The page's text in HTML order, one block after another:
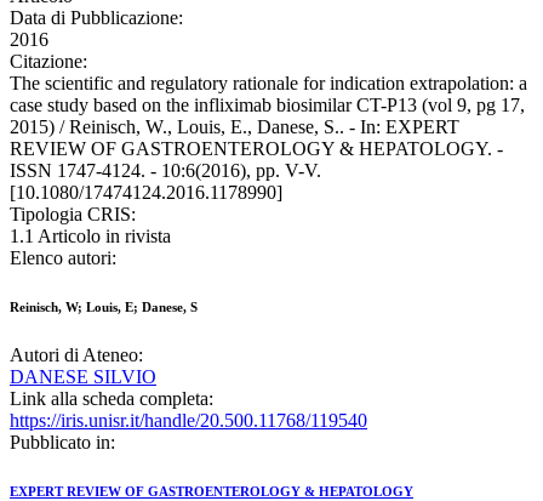
Data di Pubblicazione:
2016
Citazione:
The scientific and regulatory rationale for indication extrapolation: a
case study based on the infliximab biosimilar CT-P13 (vol 9, pg 17,
2015) / Reinisch, W., Louis, E., Danese, S.. - In: EXPERT
REVIEW OF GASTROENTEROLOGY & HEPATOLOGY. -
ISSN 1747-4124. - 10:6(2016), pp. V-V.
[10.1080/17474124.2016.1178990]
Tipologia CRIS:
1.1 Articolo in rivista
Elenco autori:
Reinisch, W; Louis, E; Danese, S
Autori di Ateneo:
DANESE SILVIO
Link alla scheda completa:
https://iris.unisr.it/handle/20.500.11768/119540
Pubblicato in:
EXPERT REVIEW OF GASTROENTEROLOGY & HEPATOLOGY